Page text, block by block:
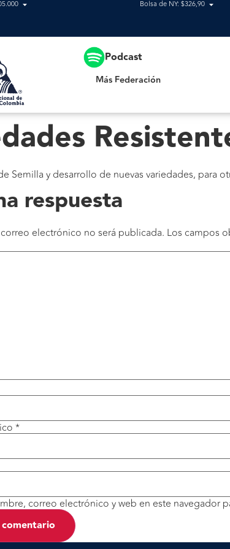
Bolsa de NY: $326,90
Podcast
Más Federación
Semilla y desarrollo de nuevas variedades, para
respuesta
electrónico no será publicada. Los campos
*
correo electrónico y web en este navegador